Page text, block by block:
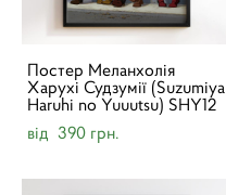
Постер Меланхолія
Харухі Судзумії (Suzumiya
Haruhi no Yuuutsu) SHY12
від 390 грн.